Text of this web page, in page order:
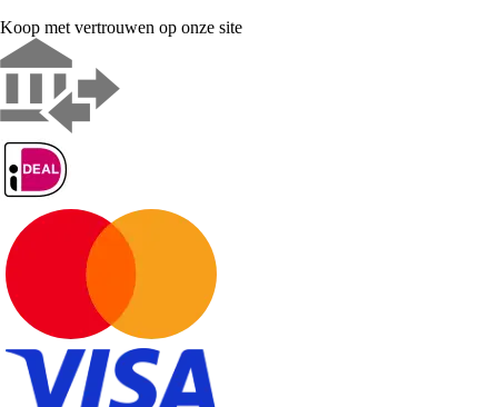
Koop met vertrouwen op onze site